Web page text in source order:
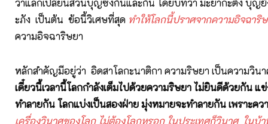
ว่าแลกเปลี่ยนส่วนบุญซึ่งกันและกัน โดยบทว่า มะยากะตัง บุญยั
ะภัง เป็นต้น ข้อนี้วิเศษที่สุด ทำให้โลกนี้ปราศจากความอิจฉาริ
ความอิจฉาริษยา
หลักสำคัญมีอยู่ว่า อิดสาโลกะนาติกา ความริษยา เป็นความวิน
เดี๋ยวนี้เวลานี้โลกกำลังเต็มไปด้วยความริษยา ไม่ยินดีด้วยกัน แ
ทำลายกัน โลกแบ่งเป็นสองฝ่าย มุ่งหมายจะทำลายกัน เพราะค
เครื่องวินาศของโลก ไม่ต้องโลกหรอก ในประเทศก็วินาศ ในบ้